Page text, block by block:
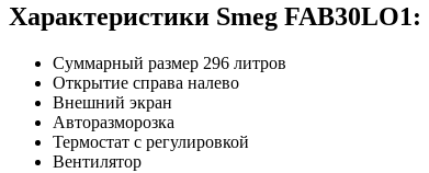
Характеристики Smeg FAB30LO1:
Суммарный размер 296 литров
Открытие справа налево
Внешний экран
Авторазморозка
Термостат с регулировкой
Вентилятор